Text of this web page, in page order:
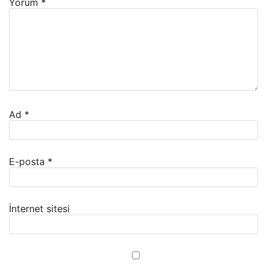
Ad *
E-posta *
İnternet sitesi